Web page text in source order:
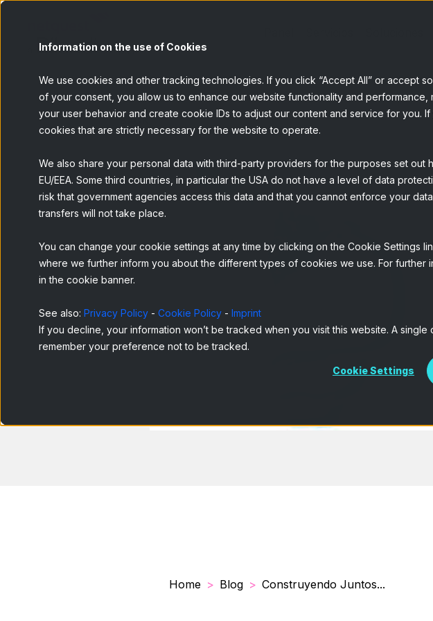
Information on the use of Cookies
We use cookies and other tracking technologies. If you click “Accept All” or accept
of your consent, you allow us to enhance our website functionality and performance,
your user behavior and create cookie IDs to adjust our content and service for you. If
cookies that are strictly necessary for the website to operate.
We also share your personal data with third-party providers for the purposes set out
EU/EEA. Some third countries, in particular the USA do not have a level of data
risk that government agencies access this data and that you cannot enforce your
transfers will not take place.
You can change your cookie settings at any time by clicking on the Cookie Settings
where we further inform you about the different types of cookies we use. For further
in the cookie banner.
See also: Privacy Policy - Cookie Policy - Imprint
If you decline, your information won’t be tracked when you visit this website. A
remember your preference not to be tracked.
Cookie Settings
BACK
Home Blog Construyendo Juntos...